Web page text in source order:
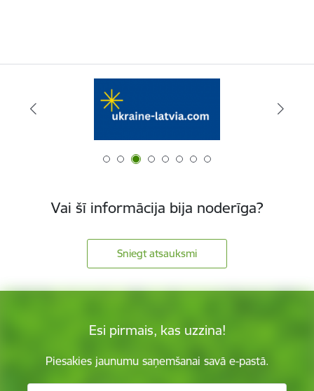
Vai šī informācija bija noderīga?
Sniegt atsauksmi
Esi pirmais, kas uzzina!
Piesakies jaunumu saņemšanai savā e-pastā.